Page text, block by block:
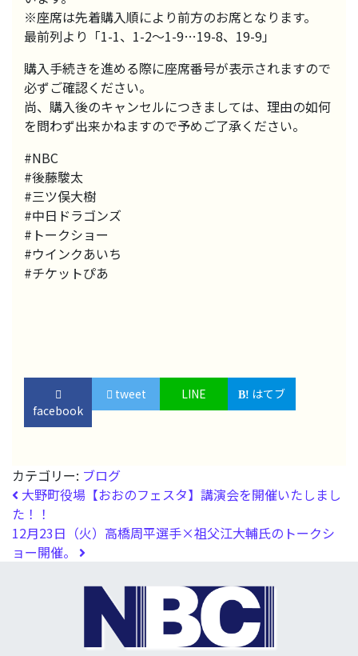
※座席は先着購入順により前方のお席となります。
最前列より「1-1、1-2〜1-9…19-8、19-9」
購入手続きを進める際に座席番号が表示されますので
必ずご確認ください。
尚、購入後のキャンセルにつきましては、理由の如何
を問わず出来かねますので予めご了承ください。
#NBC
#後藤駿太
#三ツ俣大樹
#中日ドラゴンズ
#トークショー
#ウインクあいち
#チケットぴあ
facebook
tweet LINE はてブ
カテゴリー: ブログ
投稿ナビゲーション
大野町役場【おおのフェスタ】講演会を開催いたしまし
た！！
12月23日（火）高橋周平選手×祖父江大輔氏のトークシ
ョー開催。